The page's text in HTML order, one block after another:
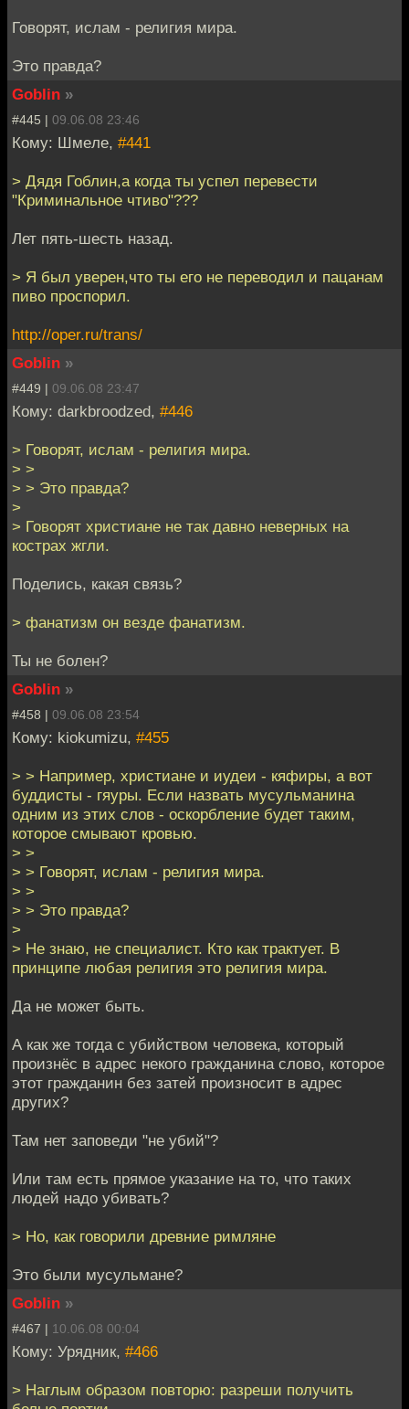
Говорят, ислам - религия мира.
Это правда?
Goblin »
#445 | 09.06.08 23:46
Кому: Шмeле, #441
> Дядя Гоблин,а когда ты успел перевести
"Криминальное чтиво"???
Лет пять-шесть назад.
> Я был уверен,что ты его не переводил и пацанам
пиво проспорил.
http://oper.ru/trans/
Goblin »
#449 | 09.06.08 23:47
Кому: darkbroodzed, #446
> Говорят, ислам - религия мира.
> >
> > Это правда?
>
> Говорят христиане не так давно неверных на
кострах жгли.
Поделись, какая связь?
> фанатизм он везде фанатизм.
Ты не болен?
Goblin »
#458 | 09.06.08 23:54
Кому: kiokumizu, #455
> > Например, христиане и иудеи - кяфиры, а вот
буддисты - гяуры. Если назвать мусульманина
одним из этих слов - оскорбление будет таким,
которое смывают кровью.
> >
> > Говорят, ислам - религия мира.
> >
> > Это правда?
>
> Не знаю, не специалист. Кто как трактует. В
принципе любая религия это религия мира.
Да не может быть.
А как же тогда с убийством человека, который
произнёс в адрес некого гражданина слово, которое
этот гражданин без затей произносит в адрес
других?
Там нет заповеди "не убий"?
Или там есть прямое указание на то, что таких
людей надо убивать?
> Но, как говорили древние римляне
Это были мусульмане?
Goblin »
#467 | 10.06.08 00:04
Кому: Урядник, #466
> Наглым образом повторю: разреши получить